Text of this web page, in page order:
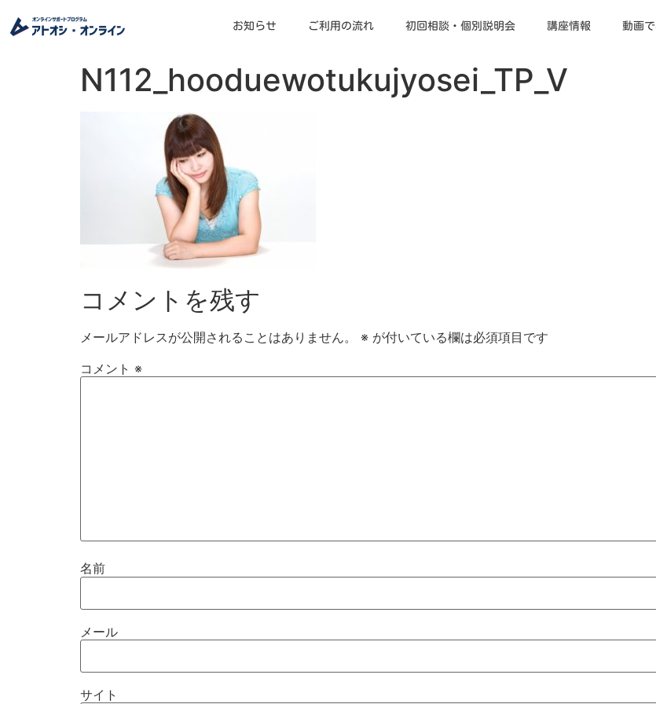
お知らせ ご利用の流れ 初回相談・個別説明会 講座情報 動画
N112_hooduewotukujyosei_TP_V
コメントを残す
メールアドレスが公開されることはありません。 ※ が付いている欄は必須項目です
コメント ※
名前
メール
サイト